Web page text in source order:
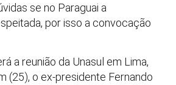
se no Paraguai a
por isso a convocação
a reunião da Unasul em Lima,
(25), o ex-presidente Fernando